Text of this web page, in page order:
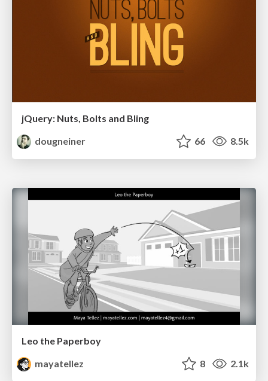
jQuery: Nuts, Bolts and Bling
dougneiner
66 8.5k
Leo the Paperboy
mayatellez
8 2.1k